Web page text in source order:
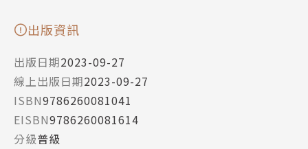
出版資訊
出版日期2023-09-27
線上出版日期2023-09-27
ISBN9786260081041
EISBN9786260081614
分級普級